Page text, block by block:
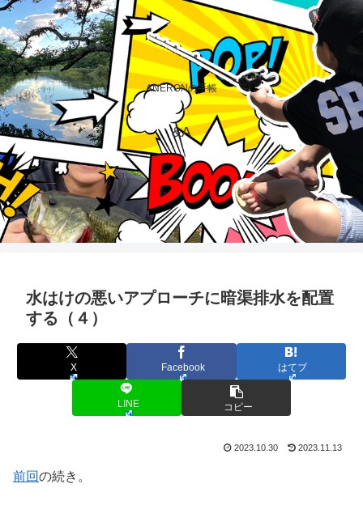
ANERONの手帳
&A
水はけの悪いアプローチに暗渠排水を配置
する（４）
X Facebook はてブ
LINE コピー
2023.10.30 2023.11.13
前回の続き。